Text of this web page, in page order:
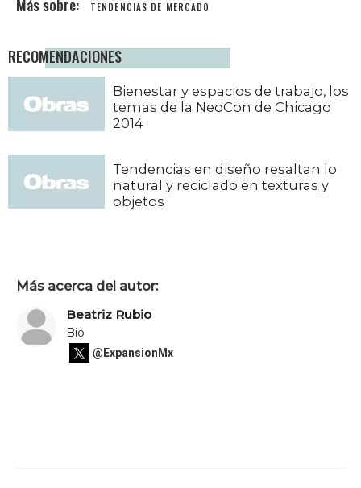
TENDENCIAS DE MERCADO
RECOMENDACIONES
Bienestar y espacios de trabajo, los
temas de la NeoCon de Chicago
2014
Tendencias en diseño resaltan lo
natural y reciclado en texturas y
objetos
Más acerca del autor:
Beatriz Rubio
Bio
@ExpansionMx